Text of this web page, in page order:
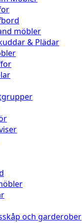
möbler
& Plädar
och garderober